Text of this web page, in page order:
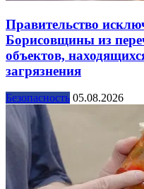
Правительство
Борисовщины из
объектов,
загрязнения
Безопасность 05.08.2026